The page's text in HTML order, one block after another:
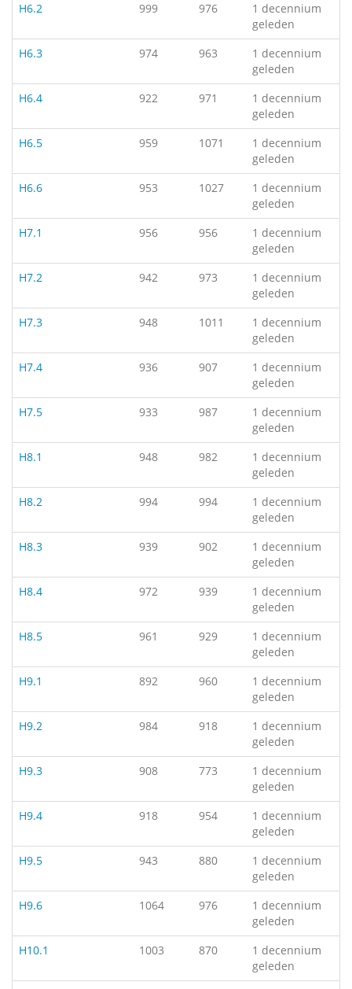
H6.2 999 976
1 decennium
geleden
H6.3
974 963
1 decennium
geleden
H6.4
922 971
1 decennium
geleden
H6.5
959 1071
1 decennium
geleden
H6.6
953 1027
1 decennium
geleden
H7.1
956 956
1 decennium
geleden
H7.2
942 973
1 decennium
geleden
H7.3
948 1011
1 decennium
geleden
H7.4
936 907
1 decennium
geleden
H7.5
933 987
1 decennium
geleden
H8.1
948 982
1 decennium
geleden
H8.2
994 994
1 decennium
geleden
H8.3
939 902
1 decennium
geleden
H8.4
972 939
1 decennium
geleden
H8.5
961 929
1 decennium
geleden
H9.1
892 960
1 decennium
geleden
H9.2
984 918
1 decennium
geleden
H9.3
908 773
1 decennium
geleden
H9.4
918 954
1 decennium
geleden
H9.5
943 880
1 decennium
geleden
H9.6
1064 976
1 decennium
geleden
H10.1
1003 870
1 decennium
geleden